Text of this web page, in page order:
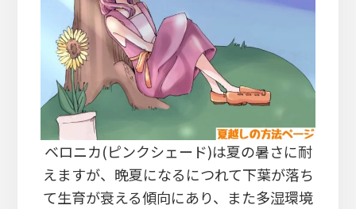
ベロニカ(ピンクシェード)は夏の暑さに耐
えますが、晩夏になるにつれて下葉が落ち
て生育が衰える傾向にあり、また多湿環境